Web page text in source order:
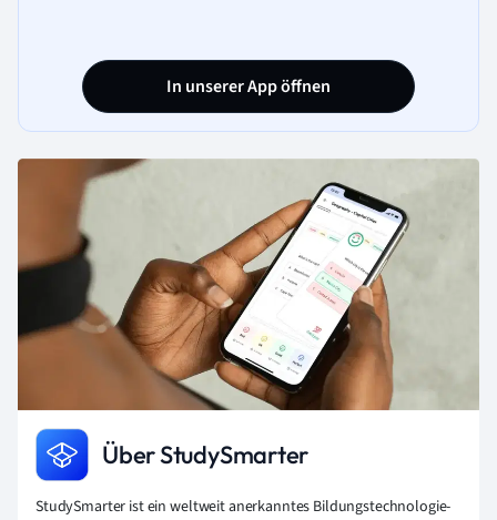
D. Die kritische Makroökonomie ist eine
Vereinigung von Ökonomen, die sich
regelmäßig treffen, um über die aktuellen
Wirtschaftstrends zu diskutieren.
In unserer App öffnen
Über StudySmarter
StudySmarter ist ein weltweit anerkanntes Bildungstechnologie-